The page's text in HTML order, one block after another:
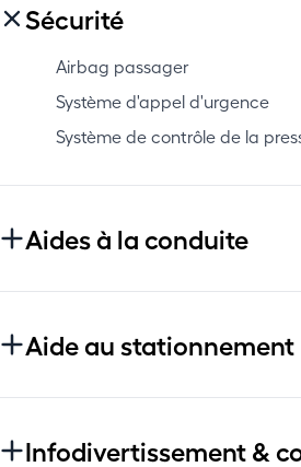
Sécurité
Airbag passager
Système d'appel d'urgence
Système de contrôle de la
Aides à la conduite
Aide au stationnement
Infodivertissement &